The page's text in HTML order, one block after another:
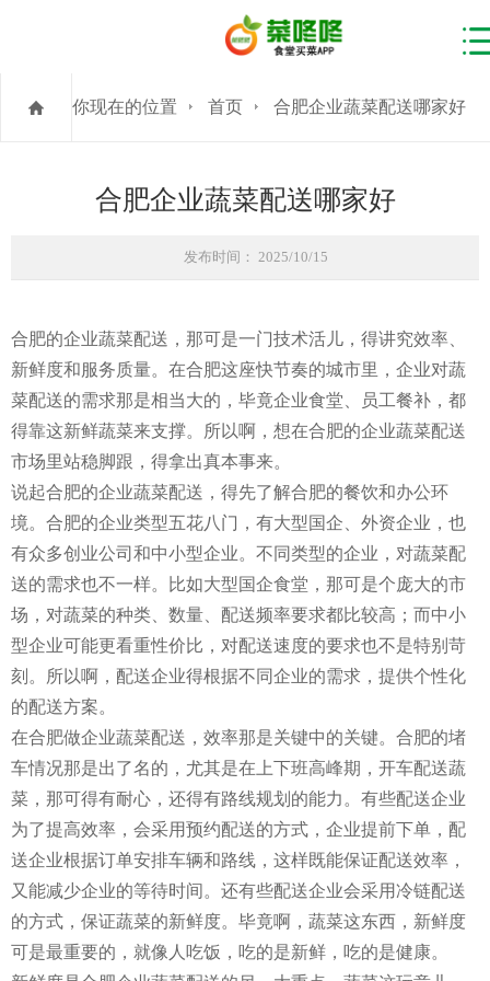
你现在的位置 首页 合肥企业蔬菜配送哪家好
合肥企业蔬菜配送哪家好
发布时间： 2025/10/15
合肥的企业蔬菜配送，那可是一门技术活儿，得讲究效率、
新鲜度和服务质量。在合肥这座快节奏的城市里，企业对蔬
菜配送的需求那是相当大的，毕竟企业食堂、员工餐补，都
得靠这新鲜蔬菜来支撑。所以啊，想在合肥的企业蔬菜配送
市场里站稳脚跟，得拿出真本事来。
说起合肥的企业蔬菜配送，得先了解合肥的餐饮和办公环
境。合肥的企业类型五花八门，有大型国企、外资企业，也
有众多创业公司和中小型企业。不同类型的企业，对蔬菜配
送的需求也不一样。比如大型国企食堂，那可是个庞大的市
场，对蔬菜的种类、数量、配送频率要求都比较高；而中小
型企业可能更看重性价比，对配送速度的要求也不是特别苛
刻。所以啊，配送企业得根据不同企业的需求，提供个性化
的配送方案。
在合肥做企业蔬菜配送，效率那是关键中的关键。合肥的堵
车情况那是出了名的，尤其是在上下班高峰期，开车配送蔬
菜，那可得有耐心，还得有路线规划的能力。有些配送企业
为了提高效率，会采用预约配送的方式，企业提前下单，配
送企业根据订单安排车辆和路线，这样既能保证配送效率，
又能减少企业的等待时间。还有些配送企业会采用冷链配送
的方式，保证蔬菜的新鲜度。毕竟啊，蔬菜这东西，新鲜度
可是最重要的，就像人吃饭，吃的是新鲜，吃的是健康。